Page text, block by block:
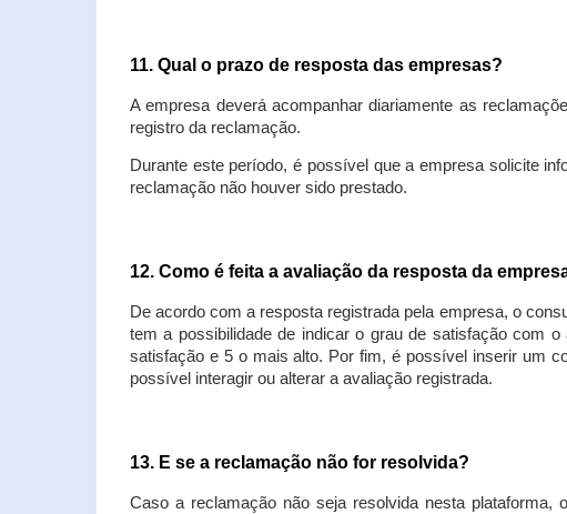
11. Qual o prazo de resposta das empresas?
A empresa deverá acompanhar diariamente as
registro da reclamação.
Durante este período, é possível que a empresa solicite
reclamação não houver sido prestado.
12. Como é feita a avaliação da resposta da
De acordo com a resposta registrada pela empresa, o
tem a possibilidade de indicar o grau de satisfação com
satisfação e 5 o mais alto. Por fim, é possível inserir um
possível interagir ou alterar a avaliação registrada.
13. E se a reclamação não for resolvida?
Caso a reclamação não seja resolvida nesta plataforma,